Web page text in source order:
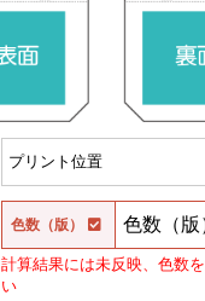
色数（版）
計算結果には未反映、色数
い